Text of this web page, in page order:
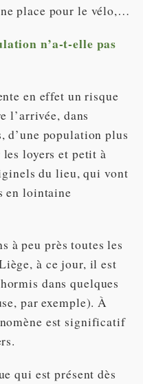
place pour le vélo,…
n’a-t-elle pas
en effet un risque
l’arrivée, dans
d’une population plus
loyers et petit à
du lieu, qui vont
en lointaine
à peu près toutes les
à ce jour, il est
dans quelques
par exemple). À
est significatif
qui est présent dès